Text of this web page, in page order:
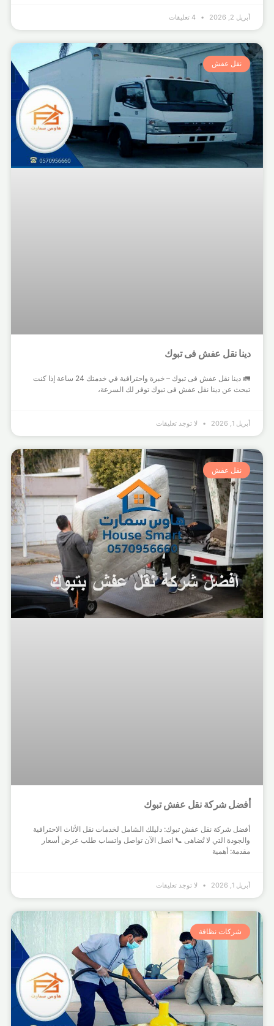
أبريل 2, 2026
نقل عفش
دينا نقل عفش فى تبوك
🚛 دينا نقل عفش فى تبوك – خبرة واحترافية في خدمتك 24 ساعة إذا كنت
تبحث عن دينا نقل عفش فى تبوك توفر لك السرعة،
أبريل 1, 2026 لا توجد تعليقات
نقل عفش
أفضل شركة نقل عفش تبوك
أفضل شركة نقل عفش تبوك: دليلك الشامل لخدمات نقل الأثاث الاحترافية
والجودة التي لا تُضاهى 📞 اتصل الآن تواصل واتساب طلب عرض أسعار
مقدمة: أهمية
أبريل 1, 2026 لا توجد تعليقات
شركات نظافة